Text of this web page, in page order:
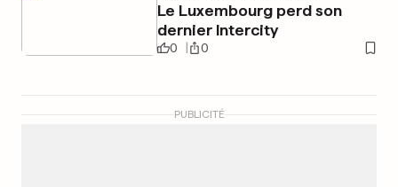
Le Luxembourg perd son
dernier Intercity
0 0
PUBLICITÉ